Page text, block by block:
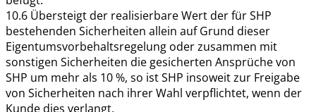
10.6 Übersteigt der realisierbare Wert der für SHP
bestehenden Sicherheiten allein auf Grund dieser
Eigentumsvorbehaltsregelung oder zusammen mit
sonstigen Sicherheiten die gesicherten Ansprüche von
SHP um mehr als 10 %, so ist SHP insoweit zur Freigabe
von Sicherheiten nach ihrer Wahl verpflichtet, wenn der
Kunde dies verlangt.